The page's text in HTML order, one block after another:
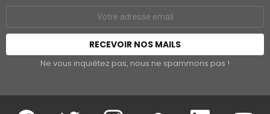
Email
Ne vous inquiétez pas, nous ne spammons pas !
Facebook Twitter Instagram Soundcloud Linkedin